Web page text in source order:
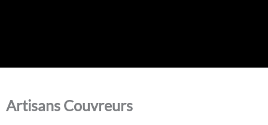
Artisans Couvreurs